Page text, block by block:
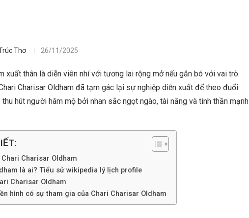
Thơ 26/11/2025
xuất thân là diễn viên nhí với tương lai rộng mở nếu gắn bó với vai trò
Charisar Oldham đã tạm gác lại sự nghiệp diễn xuất để theo đuổi
hút người hâm mộ bởi nhan sắc ngọt ngào, tài năng và tinh thần mạnh
Charisar Oldham
là ai? Tiểu sử wikipedia lý lịch profile
Charisar Oldham
hình có sự tham gia của Chari Charisar Oldham